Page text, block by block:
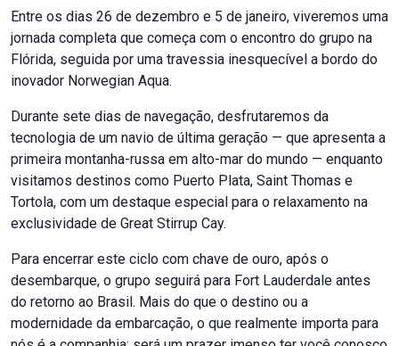
Entre os dias 26 de dezembro e 5 de janeiro, viveremos uma
jornada completa que começa com o encontro do grupo na
Flórida, seguida por uma travessia inesquecível a bordo do
inovador Norwegian Aqua.
Durante sete dias de navegação, desfrutaremos da
tecnologia de um navio de última geração — que apresenta a
primeira montanha-russa em alto-mar do mundo — enquanto
visitamos destinos como Puerto Plata, Saint Thomas e
Tortola, com um destaque especial para o relaxamento na
exclusividade de Great Stirrup Cay.
Para encerrar este ciclo com chave de ouro, após o
desembarque, o grupo seguirá para Fort Lauderdale antes
do retorno ao Brasil. Mais do que o destino ou a
modernidade da embarcação, o que realmente importa para